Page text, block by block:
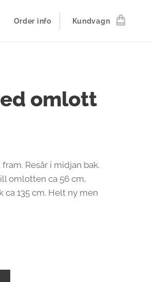
Order info Kundvagn
omlott
Resår i midjan bak.
omlotten ca 56 cm,
ca 135 cm. Helt ny men